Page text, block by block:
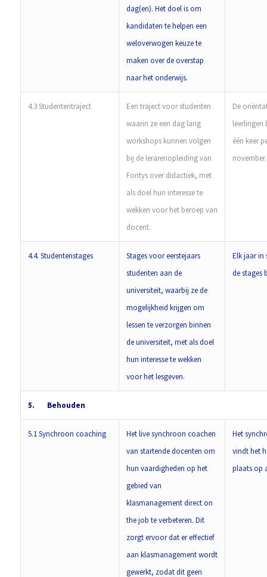
dag(en). Het doel is om
kandidaten te helpen een
weloverwogen keuze te
maken over de overstap
naar het onderwijs.
4.3 Studententraject
Een traject voor studenten
waarin ze een dag lang
workshops kunnen volgen
bij de lerarenopleiding van
Fontys over didactiek, met
als doel hun interesse te
wekken voor het beroep van
docent.
De
leerlingen
één keer
november.
4.4. Studentenstages
Stages voor eerstejaars
studenten aan de
universiteit, waarbij ze de
mogelijkheid krijgen om
lessen te verzorgen binnen
de universiteit, met als doel
hun interesse te wekken
voor het lesgeven.
Elk jaar in
de stages
5. Behouden
5.1 Synchroon coaching
Het live synchroon coachen
van startende docenten om
hun vaardigheden op het
gebied van
klasmanagement direct on
the job te verbeteren. Dit
zorgt ervoor dat er effectief
aan klasmanagement wordt
gewerkt, zodat dit geen
Het
vindt het
plaats op